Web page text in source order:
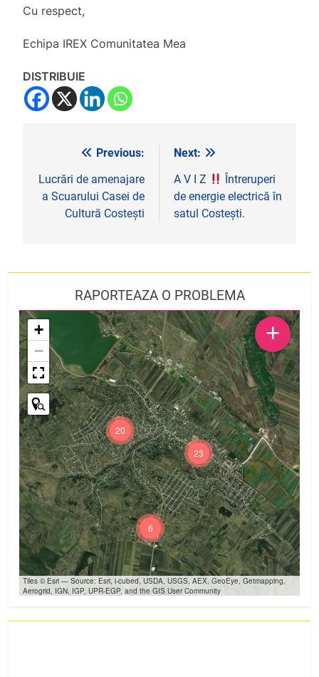
Cu respect,
Echipa IREX Comunitatea Mea
DISTRIBUIE
Navigare
în
articole
Previous:
Lucrări de amenajare
a Scuarului Casei de
Cultură Costești
Next:
A V I Z
Întreruperi
de energie electrică în
satul Costești.
RAPORTEAZA O PROBLEMA
23
20
6
+
−
Tiles © Esri — Source: Esri, i-cubed, USDA, USGS, AEX, GeoEye, Getmapping,
Aerogrid, IGN, IGP, UPR-EGP, and the GIS User Community
+